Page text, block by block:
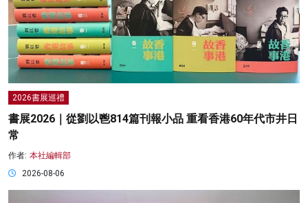
2026書展巡禮
書展2026｜從劉以鬯814篇刊報小品 重看香港60年代市井日
常
作者: 本社編輯部
2026-08-06